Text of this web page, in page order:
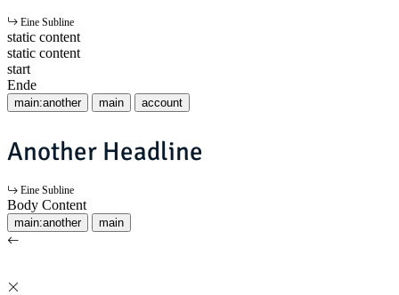
Eine Subline
static content
static content
start
Ende
main:another main account
Another Headline
Eine Subline
Body Content
main:another main